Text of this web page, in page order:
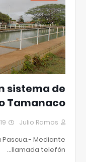
sistema de
Tamanaco
Julio Ramos
7/
Pascua.- Mediante
llamada telefón…